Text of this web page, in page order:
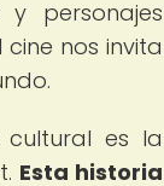
personajes
nos invita
cultural es la
Esta historia